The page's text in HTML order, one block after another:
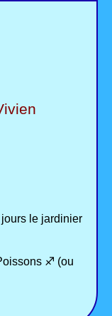
le jardinier
♐ (ou